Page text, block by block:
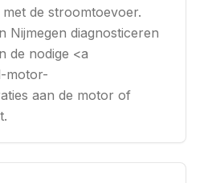
de stroomtoevoer.
Nijmegen diagnosticeren
de nodige <a
motor-
aan de motor of